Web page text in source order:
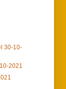
30-10-
2021